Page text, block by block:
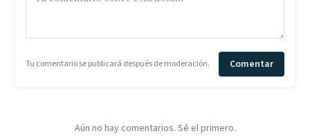
Tu comentario se publicará después de moderación. Comentar
Aún no hay comentarios. Sé el primero.